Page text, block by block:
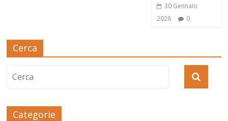
30 Gennaio
2026
0
Cerca
Categorie